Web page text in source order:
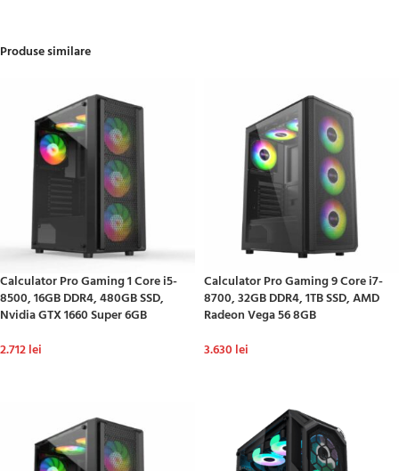
Produse similare
Calculator Pro Gaming 1 Core i5-
8500, 16GB DDR4, 480GB SSD,
Nvidia GTX 1660 Super 6GB
2.712lei
Calculator Pro Gaming 9 Core i7-
8700, 32GB DDR4, 1TB SSD, AMD
Radeon Vega 56 8GB
3.630 lei